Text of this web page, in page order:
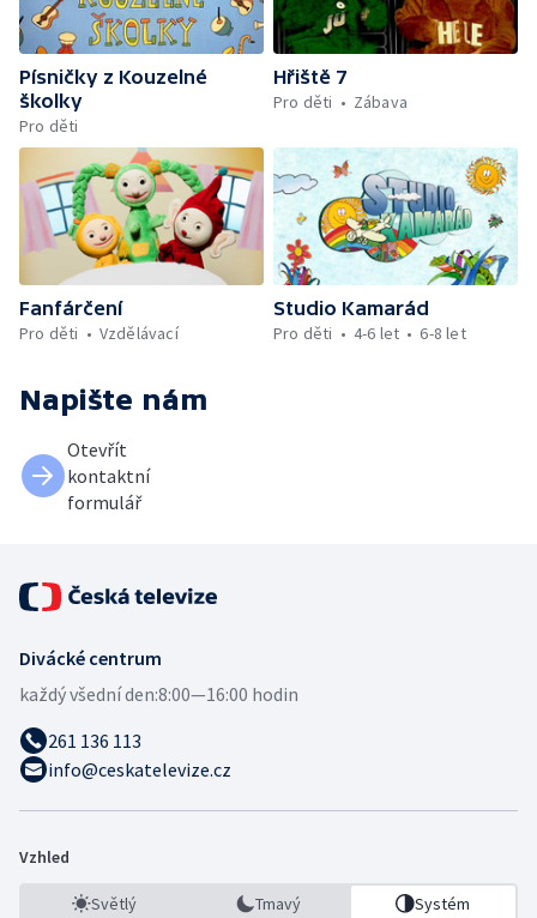
Písničky z Kouzelné
školky
Pro děti
Hřiště 7
Pro děti
Zábava
Fanfárčení
Pro děti
Vzdělávací
Studio Kamarád
Pro děti
4-6 let 6-8 let
Napište nám
Otevřít
kontaktní
formulář
Divácké centrum
každý všední den:8:00—16:00 hodin
261 136 113
info@ceskatelevize.cz
Vzhled
Světlý Tmavý Systém